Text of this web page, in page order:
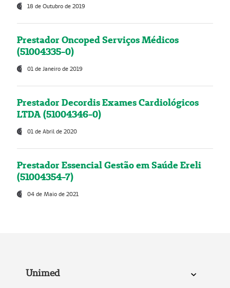
18 de Outubro de 2019
Prestador Oncoped Serviços Médicos
(51004335-0)
01 de Janeiro de 2019
Prestador Decordis Exames Cardiológicos
LTDA (51004346-0)
01 de Abril de 2020
Prestador Essencial Gestão em Saúde Ereli
(51004354-7)
04 de Maio de 2021
Unimed